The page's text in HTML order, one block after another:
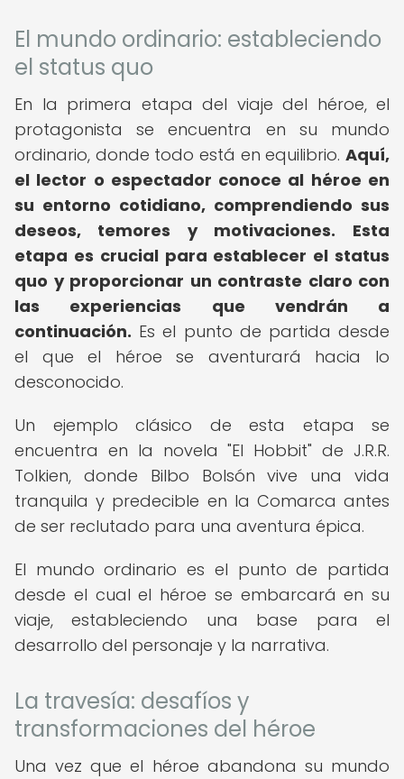
El mundo ordinario: estableciendo
el status quo
En la primera etapa del viaje del héroe, el
protagonista se encuentra en su mundo
ordinario, donde todo está en equilibrio. Aquí,
el lector o espectador conoce al héroe en
su entorno cotidiano, comprendiendo sus
deseos, temores y motivaciones.
Esta
etapa es crucial para establecer el status
quo y proporcionar un contraste claro con
las experiencias que vendrán a
continuación. Es el punto de partida desde
el que el héroe se aventurará hacia lo
desconocido.
Un ejemplo clásico de esta etapa se
encuentra en la novela "El Hobbit" de J.R.R.
Tolkien, donde Bilbo Bolsón vive una vida
tranquila y predecible en la Comarca antes
de ser reclutado para una aventura épica.
El mundo ordinario es el punto de partida
desde el cual el héroe se embarcará en su
viaje, estableciendo una base para el
desarrollo del personaje y la narrativa.
La travesía: desafíos y
transformaciones del héroe
Una vez que el héroe abandona su mundo